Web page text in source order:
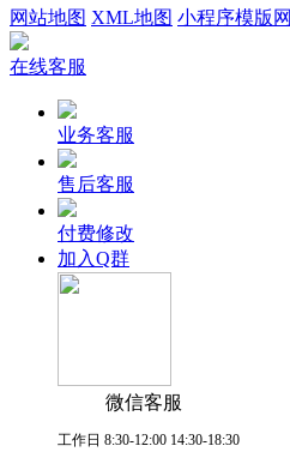
网站地图 XML地图 小程序模版网
在线客服
业务客服
售后客服
付费修改
加入Q群
微信客服
工作日 8:30-12:00 14:30-18:30